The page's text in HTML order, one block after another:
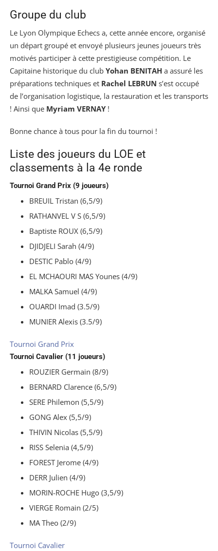
Groupe du club
Le Lyon Olympique Echecs a, cette année encore, organisé
un départ groupé et envoyé plusieurs jeunes joueurs très
motivés participer à cette prestigieuse compétition. Le
Capitaine historique du club Yohan BENITAH a assuré les
préparations techniques et Rachel LEBRUN s’est occupé
de l’organisation logistique, la restauration et les transports
! Ainsi que Myriam VERNAY !
Bonne chance à tous pour la fin du tournoi !
Liste des joueurs du LOE et
classements à la 4e ronde
Tournoi Grand Prix (9 joueurs)
BREUIL Tristan (6,5/9)
RATHANVEL V S (6,5/9)
Baptiste ROUX (6,5/9)
DJIDJELI Sarah (4/9)
DESTIC Pablo (4/9)
EL MCHAOURI MAS Younes (4/9)
MALKA Samuel (4/9)
OUARDI Imad (3.5/9)
MUNIER Alexis (3.5/9)
Tournoi Grand Prix
Tournoi Cavalier (11 joueurs)
ROUZIER Germain (8/9)
BERNARD Clarence (6,5/9)
SERE Philemon (5,5/9)
GONG Alex (5,5/9)
THIVIN Nicolas (5,5/9)
RISS Selenia (4,5/9)
FOREST Jerome (4/9)
DERR Julien (4/9)
MORIN-ROCHE Hugo (3,5/9)
VIERGE Romain (2/5)
MA Theo (2/9)
Tournoi Cavalier